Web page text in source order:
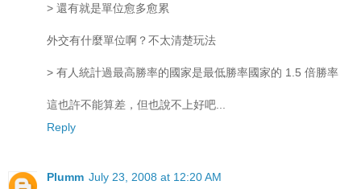
> 還有就是單位愈多愈累
外交有什麼單位啊？不太清楚玩法
> 有人統計過最高勝率的國家是最低勝率國家的 1.5 倍勝率
這也許不能算差，但也說不上好吧...
Reply
Plumm July 23, 2008 at 12:20 AM